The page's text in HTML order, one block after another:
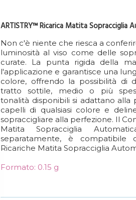
ARTISTRY™ Ricarica Matita Sopracciglia
Non c'è niente che riesca a
luminosità al viso come delle
curate. La punta rigida della
l'applicazione e garantisce una
colore, offrendo la possibilità di
tratto sottile, medio o più
tonalità disponibili si adattano alla
capelli di qualsiasi colore e
sopraccigliare alla perfezione. Il
Matita Sopracciglia
separatamente, è
Ricariche Matita Sopracciglia
Formato: 0.15 g